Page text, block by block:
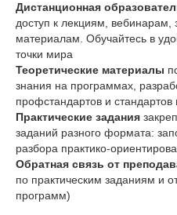
Дистанционная
доступ к лекциям, вебинарам,
материалам. Обучайтесь в
точки мира
Теоретические материалы
знания на программах,
профстандартов и
Практические задания
заданий разного формата:
разбора практико-
Обратная связь от
по практическим заданиям и
программ)